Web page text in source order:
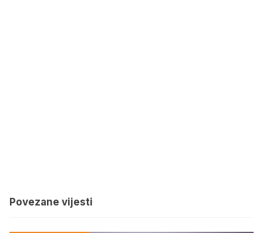
Povezane vijesti